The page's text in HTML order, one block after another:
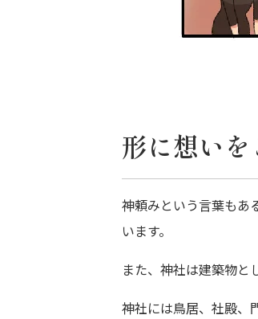
形に想いを
神頼みという言葉もあ
います。
また、神社は建築物と
神社には鳥居、社殿、